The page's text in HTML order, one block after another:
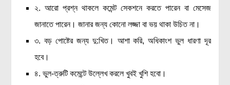
২. আরো প্রশ্ন থাকলে কমেন্ট সেকশনে করতে পারেন বা মেসেজ
জানাতে পারেন। জানার জন্য কোনো লজ্জা বা ভয় থাকা উচিত না।
৩. বড় পোষ্টের জন্য দু:খিত। আশা করি, অধিকাংশ ভুল ধারণা দূর
হবে।
৪. ভুল-ত্রুটি কমেন্টে উল্লেখ করলে খুবই খুশি হবো।